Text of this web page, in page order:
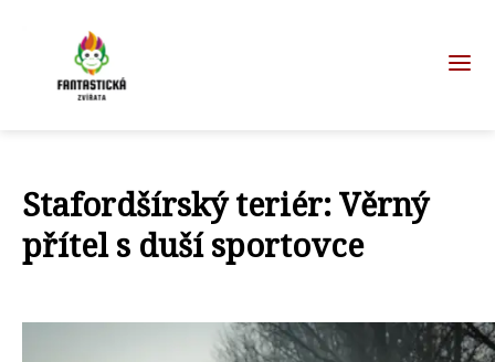
Stafordšírský teriér: Věrný
přítel s duší sportovce